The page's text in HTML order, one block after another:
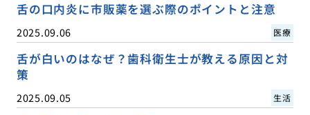
舌の口内炎に市販薬を選ぶ際のポイントと注意
2025.09.06 医療
舌が白いのはなぜ？歯科衛生士が教える原因と対
策
2025.09.05 生活